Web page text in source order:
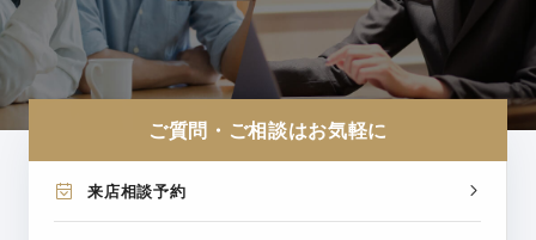
ご質問・ご相談はお気軽に
来店相談予約